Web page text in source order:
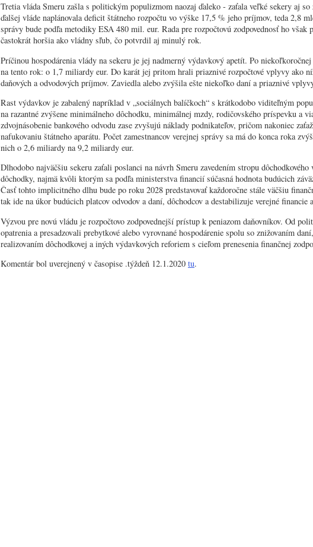
Tretia vláda Smeru zašla s politickým populizmom naozaj ďaleko - zaťala veľké sekery aj
ďalšej vláde naplánovala deficit štátneho rozpočtu vo výške 17,5 % jeho príjmov, teda 2,8
správy bude podľa metodiky ESA 480 mil. eur. Rada pre rozpočtovú zodpovednosť ho
častokrát horšia ako vládny sľub, čo potvrdil aj minulý rok.
Príčinou hospodárenia vlády na sekeru je jej nadmerný výdavkový apetít. Po
na tento rok: o 1,7 miliardy eur. Do karát jej pritom hrali priaznivé rozpočtové vplyvy ako
daňových a odvodových príjmov. Zaviedla alebo zvýšila ešte niekoľko daní a priaznivé
Rast výdavkov je zabalený napríklad v „sociálnych balíčkoch“ s krátkodobo viditeľným
na razantné zvýšene minimálneho dôchodku, minimálnej mzdy, rodičovského príspevku a
zdvojnásobenie bankového odvodu zase zvyšujú náklady podnikateľov, pričom nakoniec
nafukovaniu štátneho aparátu. Počet zamestnancov verejnej správy sa má do konca roka
nich o 2,6 miliardy na 9,2 miliardy eur.
Dlhodobo najväčšiu sekeru zaťali poslanci na návrh Smeru zavedením stropu
dôchodky, najmä kvôli ktorým sa podľa ministerstva financií súčasná hodnota budúcich
Časť tohto implicitného dlhu bude po roku 2028 predstavovať každoročne stále väčšiu
tak ide na úkor budúcich platcov odvodov a daní, dôchodcov a destabilizuje verejné financie
Výzvou pre novú vládu je rozpočtovo zodpovednejší prístup k peniazom daňovníkov. Od
opatrenia a presadzovali prebytkové alebo vyrovnané hospodárenie spolu so znižovaním
realizovaním dôchodkovej a iných výdavkových reforiem s cieľom prenesenia finančnej
Komentár bol uverejnený v časopise .týždeň 12.1.2020 tu.